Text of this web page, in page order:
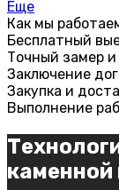
Еще
Как мы
Бесплатный
Точный замер
Заключение
Закупка и
Выполнение
каменной